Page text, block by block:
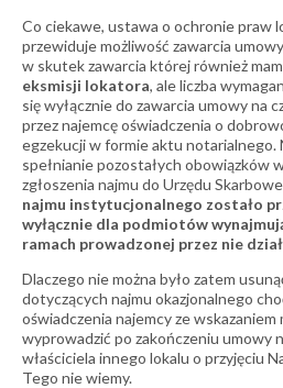
Co ciekawe, ustawa o ochronie praw
przewiduje możliwość zawarcia umowy
w skutek zawarcia której również
eksmisji lokatora, ale liczba
się wyłącznie do zawarcia umowy na
przez najemcę oświadczenia o
egzekucji w formie aktu
spełnianie pozostałych obowiązków
zgłoszenia najmu do Urzędu
najmu instytucjonalnego zostało
wyłącznie dla podmiotów
ramach prowadzonej przez nie
Dlaczego nie można było zatem
dotyczących najmu okazjonalnego
oświadczenia najemcy ze
wyprowadzić po zakończeniu umowy
właściciela innego lokalu o przyjęciu
Tego nie wiemy.